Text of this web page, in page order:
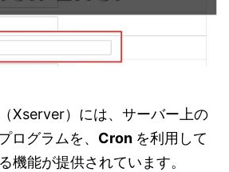
Xserver）には、サーバー上の
ログラムを、 Cron を利用して
機能が提供されています。